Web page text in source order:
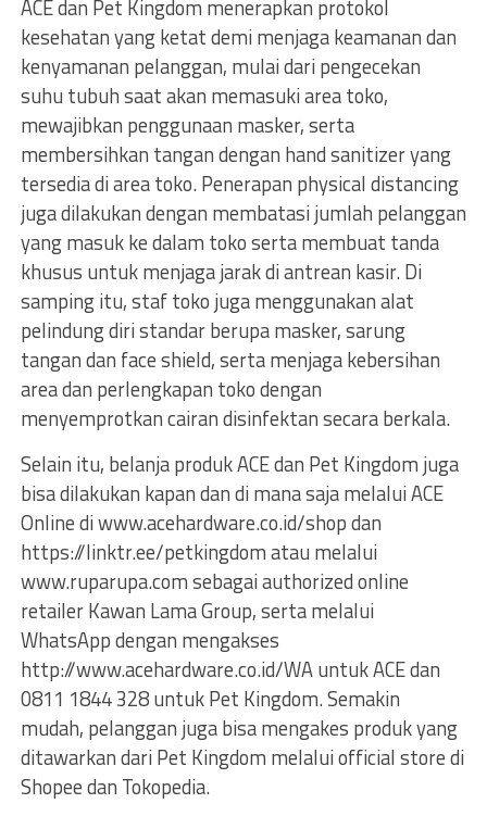
ACE dan Pet Kingdom menerapkan protokol
kesehatan yang ketat demi menjaga keamanan dan
kenyamanan pelanggan, mulai dari pengecekan
suhu tubuh saat akan memasuki area toko,
mewajibkan penggunaan masker, serta
membersihkan tangan dengan hand sanitizer yang
tersedia di area toko. Penerapan physical distancing
juga dilakukan dengan membatasi jumlah pelanggan
yang masuk ke dalam toko serta membuat tanda
khusus untuk menjaga jarak di antrean kasir. Di
samping itu, staf toko juga menggunakan alat
pelindung diri standar berupa masker, sarung
tangan dan face shield, serta menjaga kebersihan
area dan perlengkapan toko dengan
menyemprotkan cairan disinfektan secara berkala.
Selain itu, belanja produk ACE dan Pet Kingdom juga
bisa dilakukan kapan dan di mana saja melalui ACE
Online di www.acehardware.co.id/shop dan
https://linktr.ee/petkingdom atau melalui
www.ruparupa.com sebagai authorized online
retailer Kawan Lama Group, serta melalui
WhatsApp dengan mengakses
http://www.acehardware.co.id/WA untuk ACE dan
0811 1844 328 untuk Pet Kingdom. Semakin
mudah, pelanggan juga bisa mengakes produk yang
ditawarkan dari Pet Kingdom melalui official store di
Shopee dan Tokopedia.